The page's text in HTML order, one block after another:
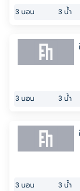
3 นอน 3 น้ำ
3 นอน 3 น้ำ
3 นอน 3 น้ำ